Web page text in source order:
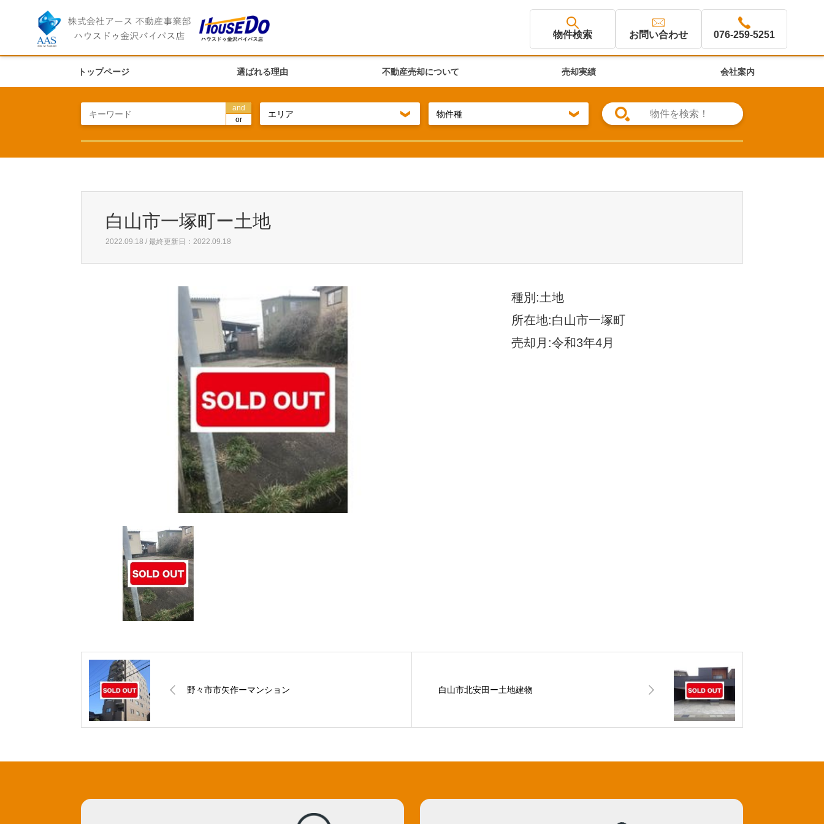
物件検索 お問い合わせ 076-259-5251
トップページ 選ばれる理由 不動産売却について 売却実績 会社案内
and
or
エリア 物件種
白山市一塚町ー土地
2022.09.18 / 最終更新日：2022.09.18
種別:土地
所在地:白山市一塚町
売却月:令和3年4月
野々市市矢作ーマンション 白山市北安田ー土地建物